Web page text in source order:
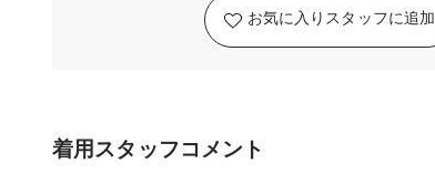
お気に入りスタッフに追加
着用スタッフコメント